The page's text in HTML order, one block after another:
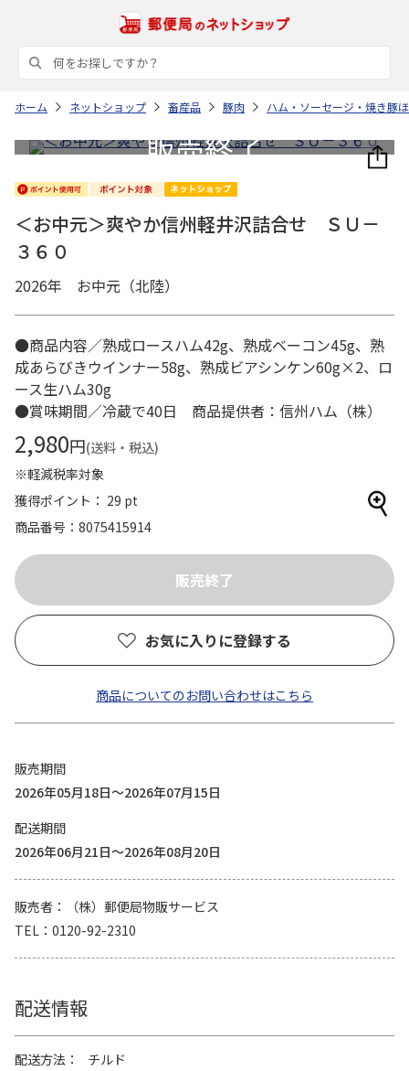
ホーム ネットショップ 畜産品 豚肉 ハム・ソーセージ・焼き豚
＜お中元＞爽やか信州軽井沢詰合せ ＳＵ－
３６０
2026年 お中元（北陸）
●商品内容／熟成ロースハム42g、熟成ベーコン45g、熟
成あらびきウインナー58g、熟成ビアシンケン60g×2、ロ
ース生ハム30g
●賞味期間／冷蔵で40日 商品提供者：信州ハム（株）
2,980円(送料・税込)
※軽減税率対象
獲得ポイント： 29 pt
商品番号
8075415914
お気に入りに登録する
商品についてのお問い合わせはこちら
販売期間
2026年05月18日～2026年07月15日
配送期間
2026年06月21日～2026年08月20日
販売者
（株）郵便局物販サービス
TEL
0120-92-2310
配送情報
配送方法
チルド